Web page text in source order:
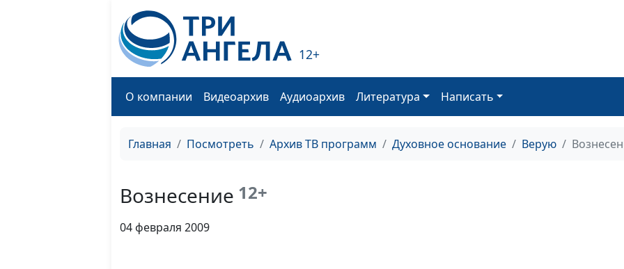
12+
О компании Видеоархив Аудиоархив Литература Написать
Главная Посмотреть Архив ТВ программ Духовное основание Верую
Вознесение 12+
04 февраля 2009
мертвых
Святая Церковь